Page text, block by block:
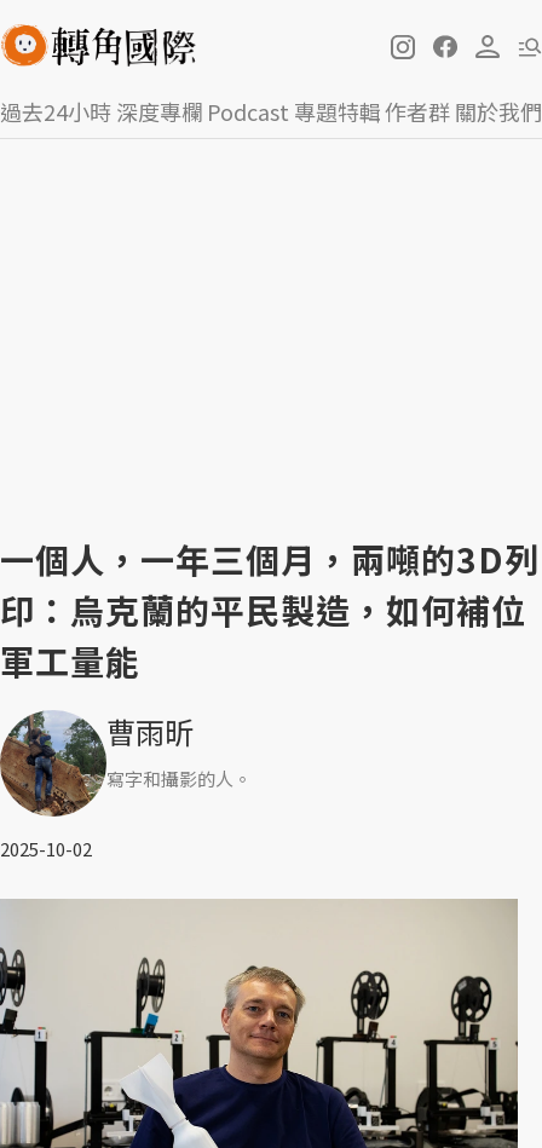
過去24小時深度專欄 Podcast 專題特輯作者群關於我們
一個人，一年三個月，兩噸的3D列
印：烏克蘭的平民製造，如何補位
軍工量能
曹雨昕
寫字和攝影的人。
2025-10-02